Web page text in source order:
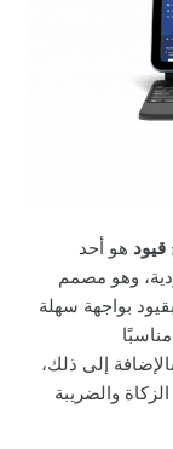
قيود هو أحد
وهو مصمم
بواجهة سهلة
إلى ذلك،
والضريبة